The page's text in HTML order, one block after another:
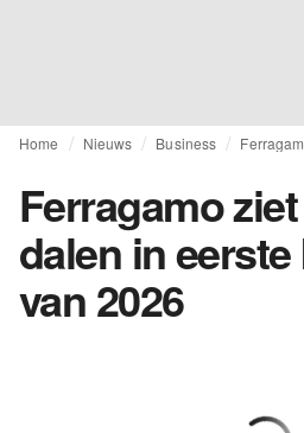
Home Nieuws Business
Ferragamo
dalen in
van 2026